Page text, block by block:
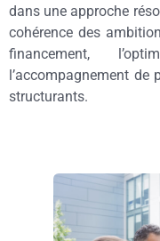
dans une approche
cohérence des
financement,
l’accompagnement
structurants.